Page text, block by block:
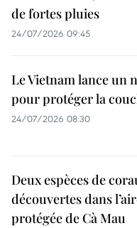
de fortes pluies
24/07/2026 09:45
Le Vietnam lance un
pour protéger la
24/07/2026 08:30
Deux espèces de
découvertes dans
protégée de Cà Mau